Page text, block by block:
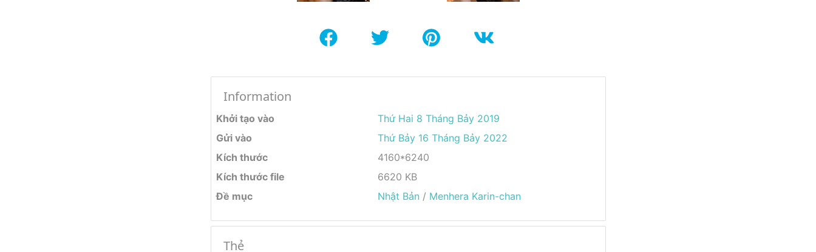
Information
Khởi tạo vào
Thứ Hai 8 Tháng Bảy 2019
Gửi vào
Thứ Bảy 16 Tháng Bảy 2022
Kích thước
4160*6240
Kích thước file
6620 KB
Đề mục
Nhật Bản / Menhera Karin-chan
Thẻ